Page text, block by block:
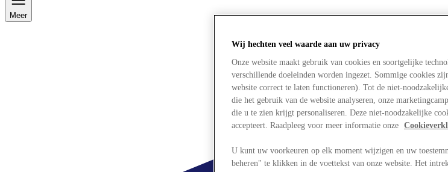
Meer
Wij hechten veel waarde aan uw privacy
Onze website maakt gebruik van cookies en soortgelijke
verschillende doeleinden worden ingezet. Sommige cookies
website correct te laten functioneren). Tot de niet-
die het gebruik van de website analyseren, onze
die u te zien krijgt personaliseren. Deze niet-noodzakelijke
accepteert. Raadpleeg voor meer informatie onze
U kunt uw voorkeuren op elk moment wijzigen en uw
beheren" te klikken in de voettekst van onze website. Het